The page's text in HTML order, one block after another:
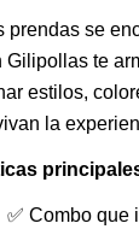
prendas se
Gilipollas te
estilos,
la
✅ Combo